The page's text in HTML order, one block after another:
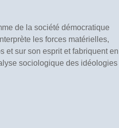
de la société démocratique
les forces matérielles,
et sur son esprit et fabriquent en
sociologique des idéologies